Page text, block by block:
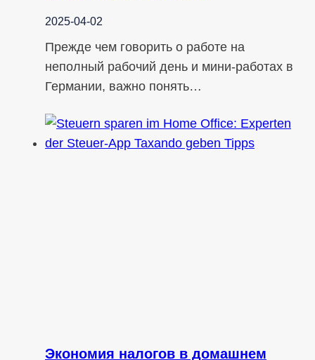
2025-04-02
Прежде чем говорить о работе на
неполный рабочий день и мини-работах в
Германии, важно понять…
Экономия налогов в домашнем